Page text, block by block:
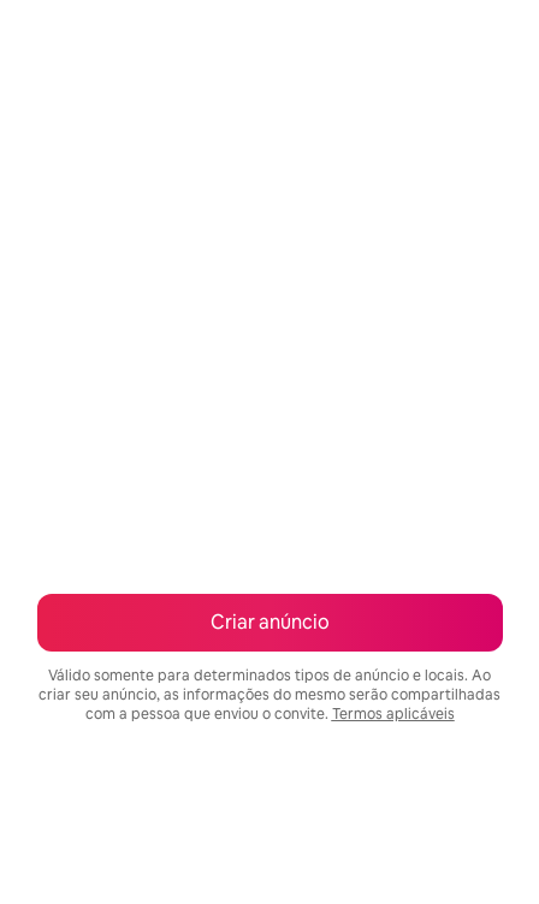
Criar anúncio
Válido somente para determinados tipos de anúncio e locais. Ao
criar seu anúncio, as informações do mesmo serão compartilhadas
com a pessoa que enviou o convite. Termos aplicáveis